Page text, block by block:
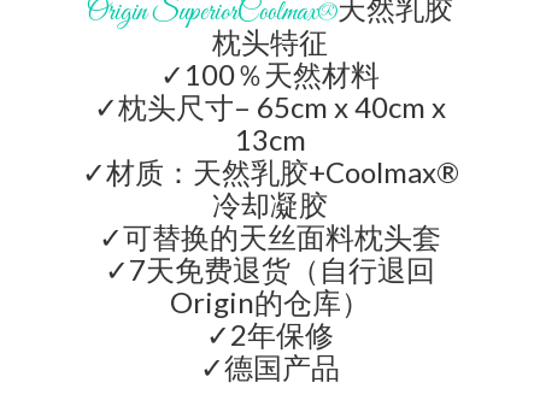
Origin SuperiorCoolmax®天然乳胶
枕头特征
✓100％天然材料
✓枕头尺寸– 65cm x 40cm x
13cm
✓材质：天然乳胶+Coolmax®
冷却凝胶
✓可替换的天丝面料枕头套
✓7天免费退货（自行退回
Origin的仓库）
✓2年保修
✓德国产品